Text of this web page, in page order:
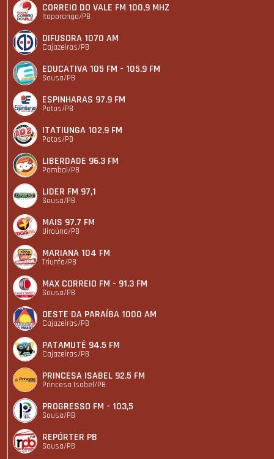
CORREIO DO VALE FM 100,9 MHZ
Itaporanga/PB
DIFUSORA 1070 AM
Cajazeiras/PB
EDUCATIVA 105 FM - 105.9 FM
Sousa/PB
ESPINHARAS 97.9 FM
Patos/PB
ITATIUNGA 102.9 FM
Patos/PB
LIBERDADE 96.3 FM
Pombal/PB
LIDER FM 97,1
Sousa/PB
MAIS 97.7 FM
Uiraúna/PB
MARIANA 104 FM
Triunfo/PB
MAX CORREIO FM - 91.3 FM
Sousa/PB
OESTE DA PARAÍBA 1000 AM
Cajazeiras/PB
PATAMUTÉ 94.5 FM
Cajazeiras/PB
PRINCESA ISABEL 92.5 FM
Princesa Isabel/PB
PROGRESSO FM - 103,5
Sousa/PB
REPÓRTER PB
Sousa/PB